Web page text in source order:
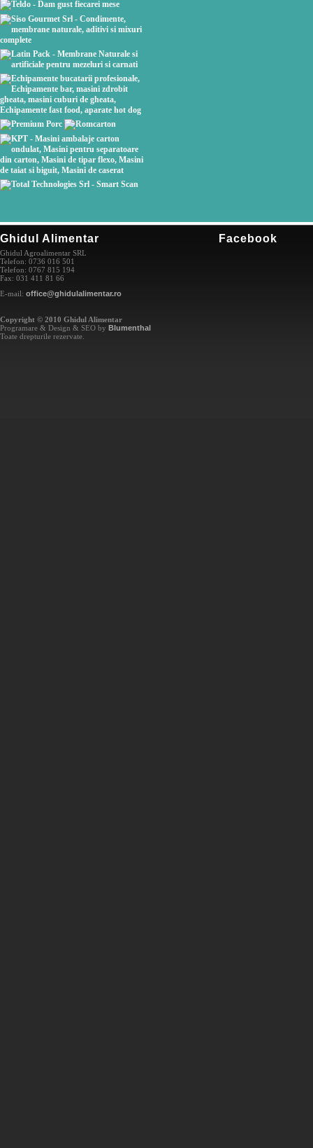
Ghidul Alimentar
Ghidul Agroalimentar SRL
Telefon: 0736 016 501
Telefon: 0767 815 194
Fax: 031 411 81 66
E-mail: office@ghidulalimentar.ro
Copyright © 2010 Ghidul Alimentar
Programare & Design & SEO by Blumenthal
Toate drepturile rezervate.
Facebook